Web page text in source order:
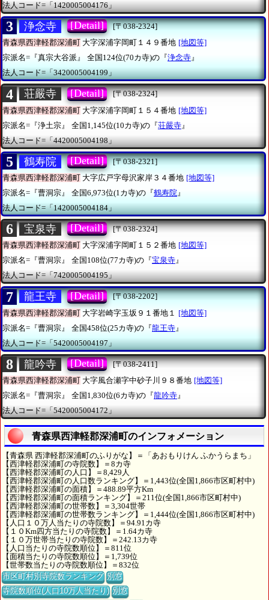
法人コード=「1420005004176」
3 浄念寺 [Detail]
[〒038-2324]
青森県西津軽郡深浦町 大字深浦字岡町１４９番地 [地図等]
宗派名=『真宗大谷派』
全国124位(70カ寺)の『浄念寺』
法人コード=「3420005004199」
4 荘嚴寺 [Detail]
[〒038-2324]
青森県西津軽郡深浦町 大字深浦字岡町１５４番地 [地図等]
宗派名=『浄土宗』
全国1,145位(10カ寺)の『荘嚴寺 』
法人コード=「4420005004198」
5 鶴寿院 [Detail]
[〒038-2321]
青森県西津軽郡深浦町 大字広戸字母沢家岸３４番地 [地図等]
宗派名=『曹洞宗』
全国6,973位(1カ寺)の『鶴寿院』
法人コード=「1420005004184」
6 宝泉寺 [Detail]
[〒038-2324]
青森県西津軽郡深浦町 大字深浦字岡町１５２番地 [地図等]
宗派名=『曹洞宗』
全国108位(77カ寺)の『宝泉寺』
法人コード=「7420005004195」
7 龍王寺 [Detail]
[〒038-2202]
青森県西津軽郡深浦町 大字岩崎字玉坂９１番地１
[地図等]
宗派名=『曹洞宗』
全国458位(25カ寺)の『龍王寺 』
法人コード=「5420005004197」
8 龍吟寺 [Detail]
[〒038-2411]
青森県西津軽郡深浦町 大字風合瀬字中砂子川９８番地 [地図等]
宗派名=『曹洞宗』
全国1,830位(6カ寺)の『龍吟寺』
法人コード=「5420005004172」
青森県西津軽郡深浦町のインフォメーション
【青森県 西津軽郡深浦町のふりがな】＝「あおもりけん ふかうらまち」
【西津軽郡深浦町の寺院数】＝8カ寺
【西津軽郡深浦町の人口】＝8,429人
【西津軽郡深浦町の人口数ランキング】＝1,443位(全国1,866市区町村中)
【西津軽郡深浦町の面積】＝488.89平方Km
【西津軽郡深浦町の面積ランキング】＝211位(全国1,866市区町村中)
【西津軽郡深浦町の世帯数】＝3,304世帯
【西津軽郡深浦町の世帯数ランキング】＝1,444位(全国1,866市区町村中)
【人口１０万人当たりの寺院数】＝94.91カ寺
【１０Km四方当たりの寺院数】＝1.64カ寺
【１０万世帯当たりの寺院数】＝242.13カ寺
【人口当たりの寺院数順位】＝811位
【面積当たりの寺院数順位】＝1,739位
【世帯数当たりの寺院数順位】＝832位
市区町村別寺院数ランキング 別窓
寺院数順位(人口10万人当たり) 別窓